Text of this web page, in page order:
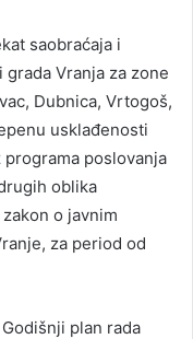
saobraćaja i
Vranja za zone
Dubnica, Vrtogoš,
usklađenosti
poslovanja
oblika
o javnim
za period od
plan rada